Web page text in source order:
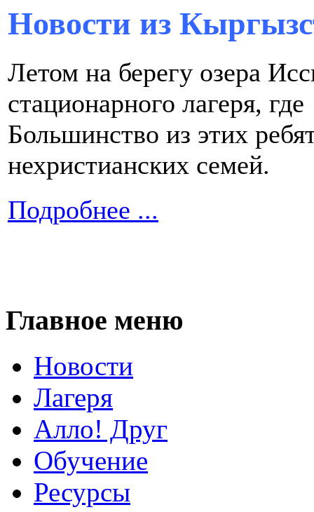
Новости из
Летом на берегу озера
стационарного лагеря,
Большинство из этих
нехристианских cемей.
Подробнее ...
Главное меню
Новости
Лагеря
Алло! Друг
Обучение
Ресурсы